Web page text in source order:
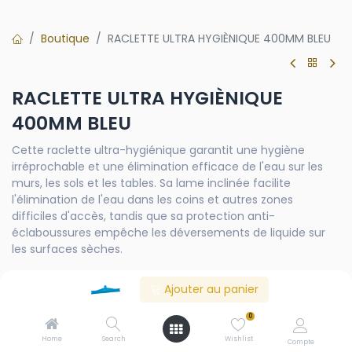
Ajouter au panier
Home Search
0
Wishlist Compte
Boutique RACLETTE ULTRA HYGIÈNIQUE 400MM BLEU
RACLETTE ULTRA HYGIÈNIQUE
400MM BLEU
Cette raclette ultra-hygiénique garantit une hygiène
irréprochable et une élimination efficace de l'eau sur les
murs, les sols et les tables. Sa lame inclinée facilite
l'élimination de l'eau dans les coins et autres zones
difficiles d'accès, tandis que sa protection anti-
éclaboussures empêche les déversements de liquide sur
les surfaces sèches.
Product Documents/Attachments